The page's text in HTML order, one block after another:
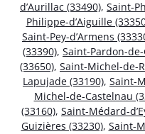
d’Aurillac (33490), Saint-
Philippe-d’Aiguille
Saint-Pey-d’Armens
(33390), Saint-Pardon-
(33650), Saint-Michel-de-
Lapujade (33190), Saint-
Michel-de-Castelnau
(33160), Saint-Médard-
Guizières (33230), Saint-